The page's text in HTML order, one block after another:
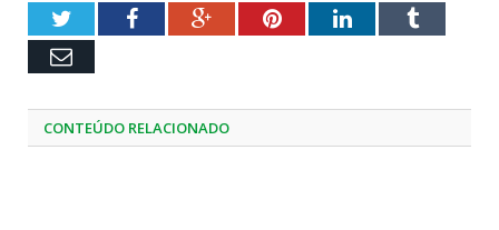
TwitterFacebookGoogle+PinterestLinkedInTumblr
Email
CONTEÚDO RELACIONADO